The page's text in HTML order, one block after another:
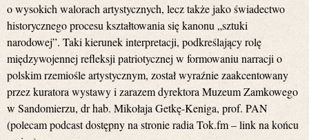
o wysokich walorach artystycznych, lecz także jako świadectwo
historycznego procesu kształtowania się kanonu „sztuki
narodowej”. Taki kierunek interpretacji, podkreślający rolę
międzywojennej refleksji patriotycznej w formowaniu narracji o
polskim rzemiośle artystycznym, został wyraźnie zaakcentowany
przez kuratora wystawy i zarazem dyrektora Muzeum Zamkowego
w Sandomierzu, dr hab. Mikołaja Getkę-Keniga, prof. PAN
(polecam podcast dostępny na stronie radia Tok.fm – link na końcu